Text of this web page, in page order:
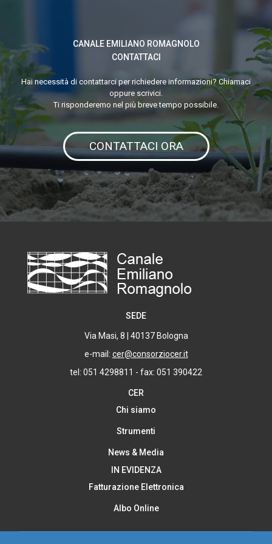
CANALE EMILIANO ROMAGNOLO
CONTATTACI
Hai necessità di contattarci per richiedere informazioni? Chiamaci
oppure scrivici.
Ti risponderemo nel più breve tempo possibile.
CONTATTACI ORA
SEDE
Via Masi, 8 | 40137 Bologna
e-mail: cer@consorziocer.it
tel: 051 4298811 - fax: 051 390422
CER
Chi siamo
Strumenti
News & Media
IN EVIDENZA
Fatturazione Elettronica
Albo Online